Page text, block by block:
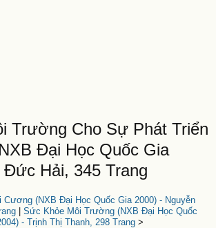
Trường Cho Sự Phát Triển
Đại Học Quốc Gia
Hải, 345 Trang
Cương (NXB Đại Học Quốc Gia 2000) - Nguyễn
Sức Khỏe Môi Trường (NXB Đại Học Quốc
- Trịnh Thị Thanh, 298 Trang>